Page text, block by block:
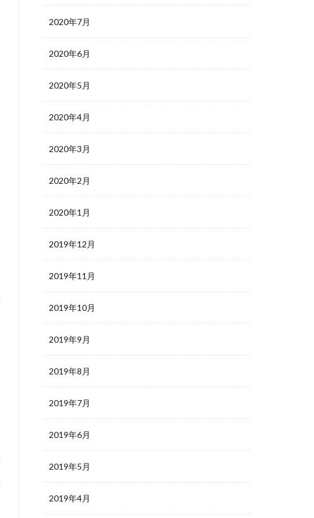
2020年7月
2020年6月
2020年5月
2020年4月
2020年3月
2020年2月
2020年1月
2019年12月
2019年11月
2019年10月
2019年9月
2019年8月
2019年7月
2019年6月
2019年5月
2019年4月